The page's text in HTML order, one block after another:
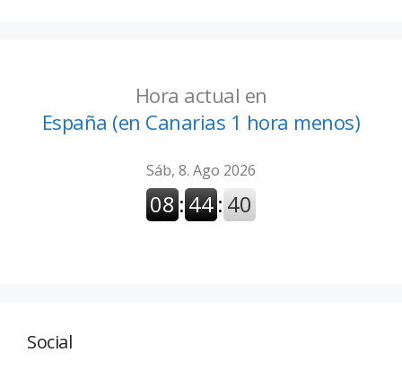
Hora actual en
España (en Canarias 1 hora menos)
Social